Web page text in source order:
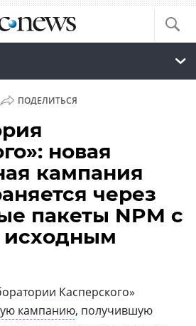
ПОДЕЛИТЬСЯ
новая
кампания
через
пакеты NPM с
Касперского»
кампанию, получившую